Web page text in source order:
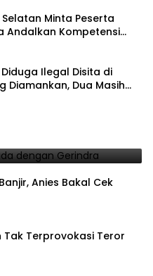
Minta Peserta
Andalkan Kompetensi
Kedekatan
Ilegal Disita di
Diamankan, Dua Masih
Anies Bakal Cek
Tak Terprovokasi Teror